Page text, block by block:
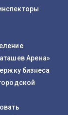
Арена»
бизнеса